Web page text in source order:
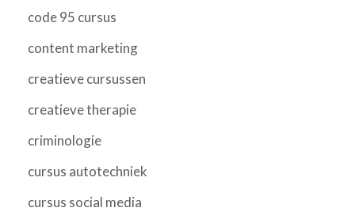
code 95 cursus
content marketing
creatieve cursussen
creatieve therapie
criminologie
cursus autotechniek
cursus social media